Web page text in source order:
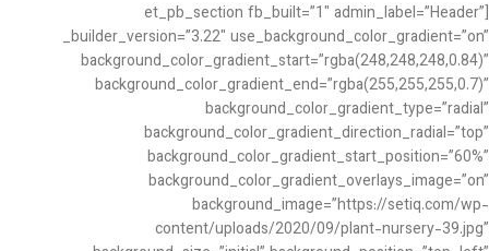
[et_pb_section fb_built=”1″ admin_label=”Header”
_builder_version=”3.22″ use_background_color_gradient=”on”
background_color_gradient_start=”rgba(248,248,248,0.84)”
background_color_gradient_end=”rgba(255,255,255,0.7)”
background_color_gradient_type=”radial”
background_color_gradient_direction_radial=”top”
background_color_gradient_start_position=”60%”
background_color_gradient_overlays_image=”on”
background_image=”https://setiq.com/wp-
content/uploads/2020/09/plant-nursery-39.jpg”